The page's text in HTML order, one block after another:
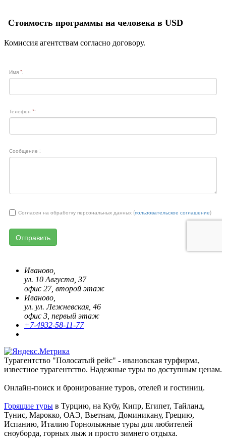
Стоимость программы на человека в USD
Комиссия агентствам согласно договору.
Иваново,
ул. 10 Августа, 37
офис 27, второй этаж
Иваново,
ул. ул. Лежневская, 46
офис 3, первый этаж
+7-4932-58-11-77
Турагентство "Полосатый рейс" - ивановская турфирма,
известное турагентство. Надежные туры по доступным ценам.
Онлайн-поиск и бронирование туров, отелей и гостиниц.
Горящие туры в Турцию, на Кубу, Кипр, Египет, Тайланд,
Тунис, Марокко, ОАЭ, Вьетнам, Доминикану, Грецию,
Испанию, Италию Горнолыжные туры для любителей
сноуборда, горных лыж и просто зимнего отдыха.